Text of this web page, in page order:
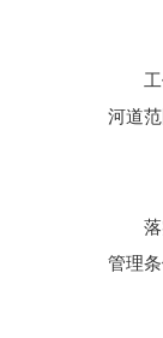
工作
河道
落实
管理